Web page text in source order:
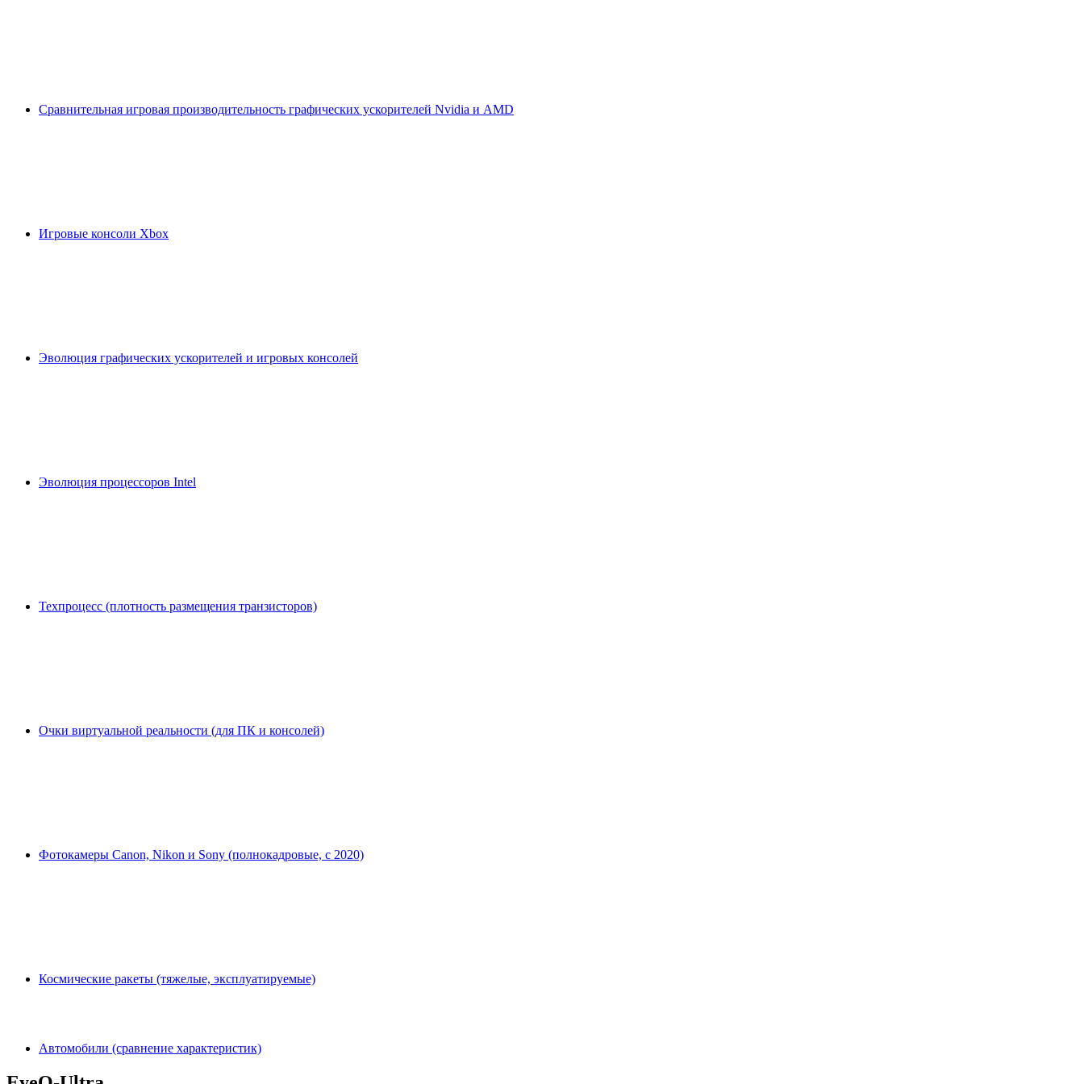
Сравнительная игровая производительность графических ускорителей Nvidia и AMD
Игровые консоли Xbox
Эволюция графических ускорителей и игровых консолей
Эволюция процессоров Intel
Техпроцесс (плотность размещения транзисторов)
Очки виртуальной реальности (для ПК и консолей)
Фотокамеры Canon, Nikon и Sony (полнокадровые, с 2020)
Космические ракеты (тяжелые, эксплуатируемые)
Автомобили (сравнение характеристик)